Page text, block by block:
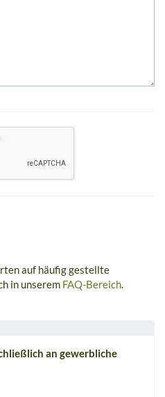
auf häufig gestellte
in unserem FAQ-Bereich.
an gewerbliche